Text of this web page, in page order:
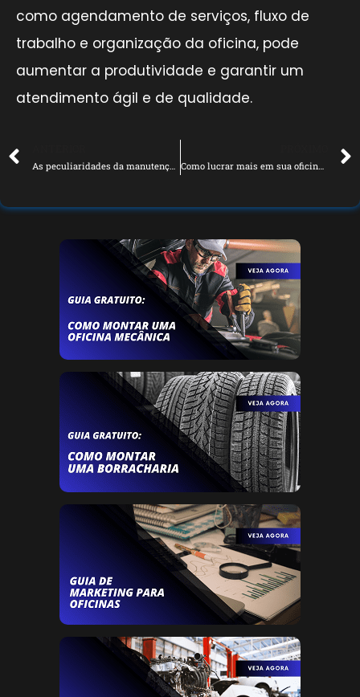
como agendamento de serviços, fluxo de
trabalho e organização da oficina, pode
aumentar a produtividade e garantir um
atendimento ágil e de qualidade.
As peculiaridades da manutenção de carros elétricos Como lucrar mais em sua oficina com um pós venda perfeito